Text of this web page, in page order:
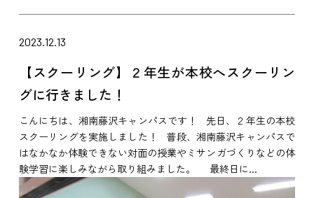
2023.12.13
【スクーリング】２年生が本校へスクーリン
グに行きました！
こんにちは、湘南藤沢キャンパスです！ 先日、２年生の本校
スクーリングを実施しました！ 普段、湘南藤沢キャンパスで
はなかなか体験できない対面の授業やミサンガづくりなどの体
験学習に楽しみながら取り組みました。 最終日に...